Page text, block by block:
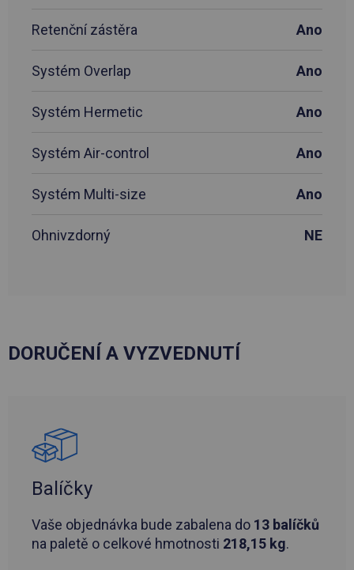
Retenční zástěra Ano
Systém Overlap Ano
Systém Hermetic Ano
Systém Air-control Ano
Systém Multi-size Ano
Ohnivzdorný NE
DORUČENÍ A VYZVEDNUTÍ
Balíčky
Vaše objednávka bude zabalena do 13 balíčků
na paletě o celkové hmotnosti 218,15 kg.